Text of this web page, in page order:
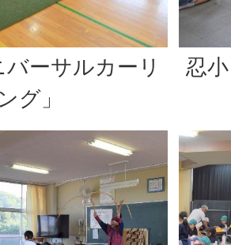
ーサルカーリ
ング」
忍